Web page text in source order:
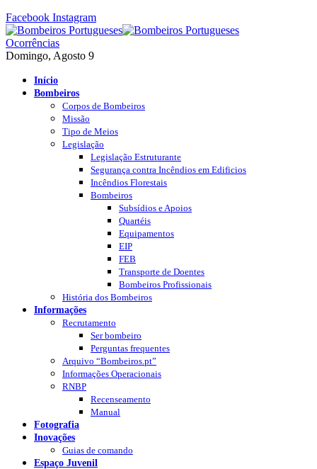
Facebook Instagram
Ocorrências
Domingo, Agosto 9
Início
Bombeiros
Corpos de Bombeiros
Missão
Tipo de Meios
Legislação
Legislação Estruturante
Segurança contra Incêndios em Edificios
Incêndios Florestais
Bombeiros
Subsídios e Apoios
Quartéis
Equipamentos
EIP
FEB
Transporte de Doentes
Bombeiros Profissionais
História dos Bombeiros
Informações
Recrutamento
Ser bombeiro
Perguntas frequentes
Arquivo “Bombeiros.pt”
Informações Operacionais
RNBP
Recenseamento
Manual
Fotografia
Inovações
Guias de comando
Espaço Juvenil